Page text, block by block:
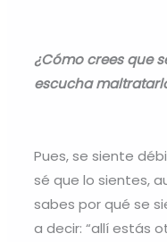
¿Cómo crees que
escucha
Pues, se siente
sé que lo sientes,
sabes por qué se
a decir: “allí estás